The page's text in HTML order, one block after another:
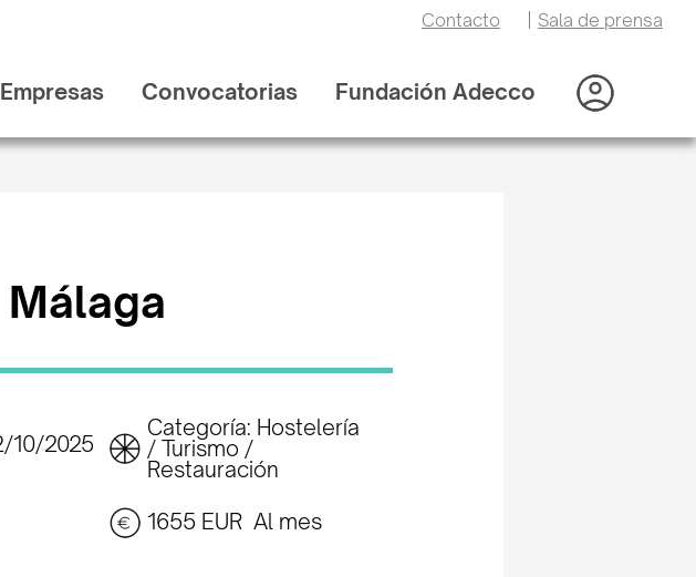
Contacto Sala de prensa
Empresas Convocatorias Fundación Adecco
10/2025
Categoría: Hostelería
/ Turismo /
Restauración
1655 EUR Al mes